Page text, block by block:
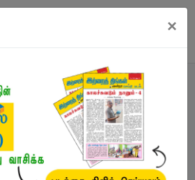
×
எழுத்தாளர்
விமல் குழந்தைவேல்